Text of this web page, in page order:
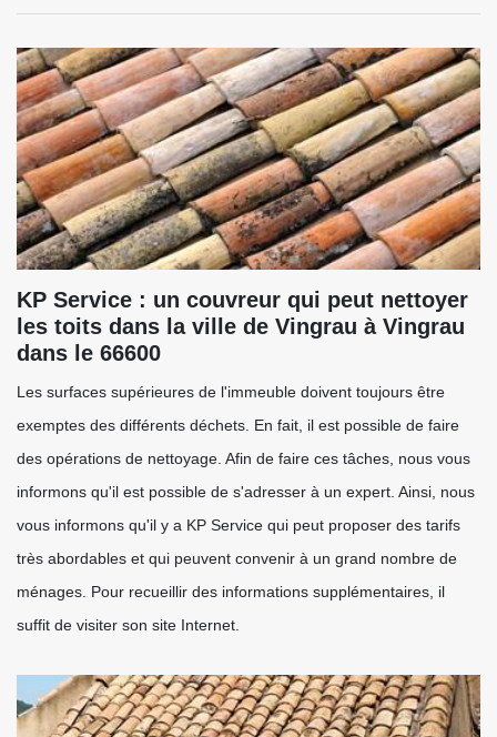
KP Service : un couvreur qui peut nettoyer
les toits dans la ville de Vingrau à Vingrau
dans le 66600
Les surfaces supérieures de l'immeuble doivent toujours être
exemptes des différents déchets. En fait, il est possible de faire
des opérations de nettoyage. Afin de faire ces tâches, nous vous
informons qu'il est possible de s'adresser à un expert. Ainsi, nous
vous informons qu'il y a KP Service qui peut proposer des tarifs
très abordables et qui peuvent convenir à un grand nombre de
ménages. Pour recueillir des informations supplémentaires, il
suffit de visiter son site Internet.